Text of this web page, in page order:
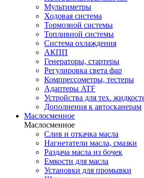
Мультиметры
Ходовая система
Тормозной системы
Топливной системы
Система охлаждения
АКПП
Генераторы, стартеры
Регулировка света фар
Компрессометры, тестеры
Адаптеры ATF
Устройства для тех.
Дополнения к автосканерам
Маслосменное
Маслосменное
Слив и откачка масла
Нагнетатели масла, смазки
Раздача масла из бочек
Емкости для масла
Установки для промывки